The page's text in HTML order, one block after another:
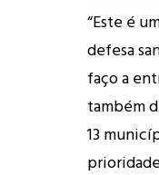
“Este é
defesa
faço a
também
13